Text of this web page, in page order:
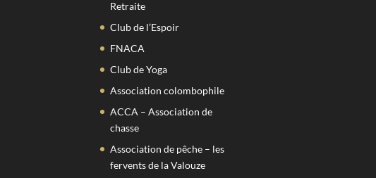
Retraite
Club de l’Espoir
FNACA
Club de Yoga
Association colombophile
ACCA – Association de
chasse
Association de pêche – les
fervents de la Valouze